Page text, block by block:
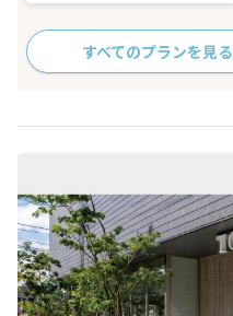
すべてのプランを見る